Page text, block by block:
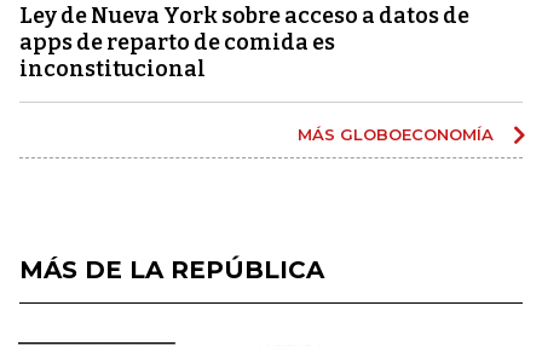
Ley de Nueva York sobre acceso a datos de
apps de reparto de comida es
inconstitucional
MÁS GLOBOECONOMÍA
MÁS DE LA REPÚBLICA